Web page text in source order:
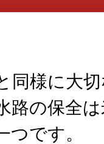
同様に大
路の保全
つです。